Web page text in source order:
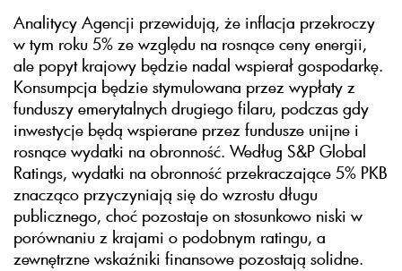
Analitycy Agencji przewidują, że inflacja przekroczy
w tym roku 5% ze względu na rosnące ceny energii,
ale popyt krajowy będzie nadal wspierał gospodarkę.
Konsumpcja będzie stymulowana przez wypłaty z
funduszy emerytalnych drugiego filaru, podczas gdy
inwestycje będą wspierane przez fundusze unijne i
rosnące wydatki na obronność. Według S&P Global
Ratings, wydatki na obronność przekraczające 5% PKB
znacząco przyczyniają się do wzrostu długu
publicznego, choć pozostaje on stosunkowo niski w
porównaniu z krajami o podobnym ratingu, a
zewnętrzne wskaźniki finansowe pozostają solidne.